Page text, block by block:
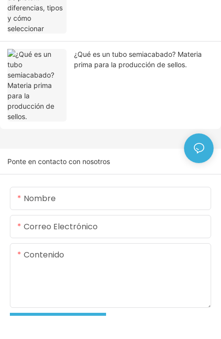
¿Qué es un tubo semiacabado? Materia
prima para la producción de sellos.
Ponte en contacto con nosotros
Nombre
Correo Electrónico
Contenido